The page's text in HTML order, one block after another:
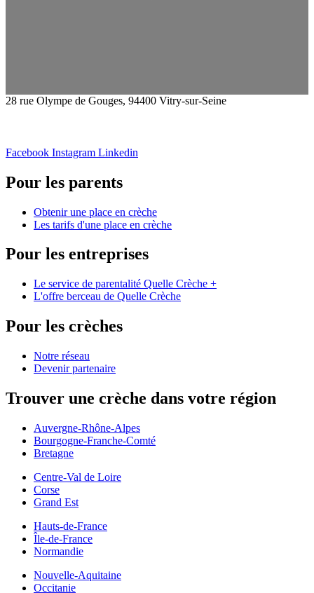
28 rue Olympe de Gouges, 94400 Vitry-sur-Seine
Facebook Instagram Linkedin
Pour les parents
Obtenir une place en crèche
Les tarifs d'une place en crèche
Pour les entreprises
Le service de parentalité Quelle Crèche +
L'offre berceau de Quelle Crèche
Pour les crèches
Notre réseau
Devenir partenaire
Trouver une crèche dans votre région
Auvergne-Rhône-Alpes
Bourgogne-Franche-Comté
Bretagne
Centre-Val de Loire
Corse
Grand Est
Hauts-de-France
Île-de-France
Normandie
Nouvelle-Aquitaine
Occitanie